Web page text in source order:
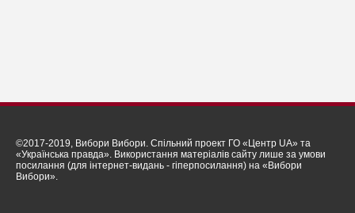
©2017-2019, Вибори Вибори. Спільний проект ГО «Центр UA» та
«Українська правда». Використання матеріалів сайту лише за умови
посилання (для інтернет-видань - гіперпосилання) на «Вибори
Вибори».